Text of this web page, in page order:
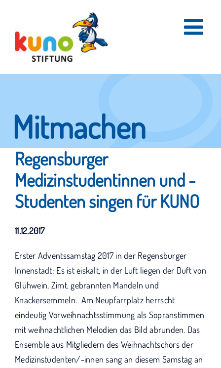
content
Mitmachen
und helfen.
Hier erfahren Sie, wie fleißige Helfer
Regensburger
Medizinstudentinnen und -
Studenten singen für KUNO
11.12.2017
Erster Adventssamstag 2017 in der Regensburger
Innenstadt: Es ist eiskalt, in der Luft liegen der Duft von
Glühwein, Zimt, gebrannten Mandeln und
Knackersemmeln. Am Neupfarrplatz herrscht
eindeutig Vorweihnachtsstimmung als Sopranstimmen
mit weihnachtlichen Melodien das Bild abrunden. Das
Ensemble aus Mitgliedern des Weihnachtschors der
Medizinstudenten/-innen sang an diesem Samstag an